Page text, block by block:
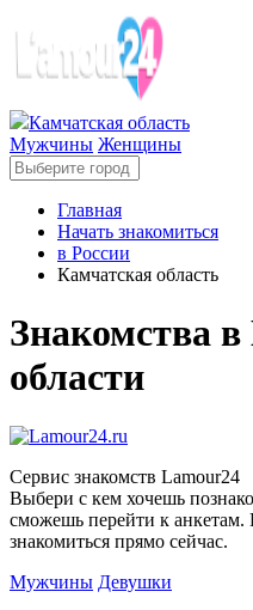
Камчатская область
Мужчины Женщины
Главная
Начать знакомиться
в России
Камчатская область
Знакомства
области
Сервис знакомств Lamour24
Выбери с кем хочешь
сможешь перейти к
знакомиться прямо сейчас.
Мужчины Девушки